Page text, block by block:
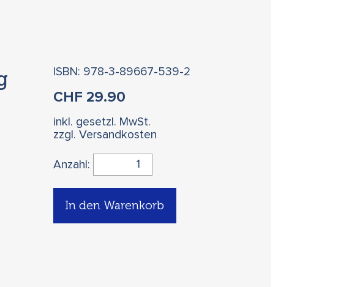
ISBN: 978-3-89667-539-2
CHF 29.90
inkl. gesetzl. MwSt.
zzgl. Versandkosten
Anzahl:
In den Warenkorb